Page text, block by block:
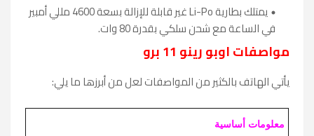
يمتلك بطارية Li-Po غير قابلة للإزالة بسعة 4600 مللي أمبير
في الساعة مع شحن سلكي بقدرة 80 وات.
مواصفات اوبو رينو 11 برو
يأتي الهاتف بالكثير من المواصفات لعل من أبرزها ما يلي:
معلومات أساسية